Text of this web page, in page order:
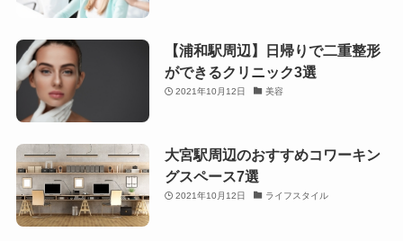
【浦和駅周辺】日帰りで二重整形
ができるクリニック3選
2021年10月12日 美容
大宮駅周辺のおすすめコワーキン
グスペース7選
2021年10月12日 ライフスタイル